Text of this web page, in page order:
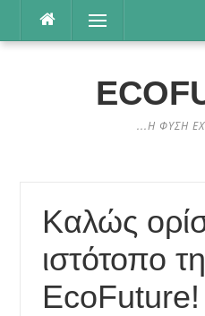
Μετάβαση
περιεχόμενο
Μενού
...Η ΦΥΣΗ
Καλώς
ιστότοπο
EcoFuture!